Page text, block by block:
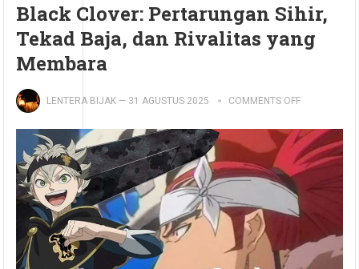
Black Clover: Pertarungan Sihir,
Tekad Baja, dan Rivalitas yang
Membara
LENTERA BIJAK — 31 AGUSTUS 2025 COMMENTS OFF